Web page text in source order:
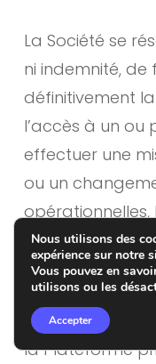
La Société se
ni indemnité,
définitivement
l’accès à un ou
effectuer une
ou un
opérationnelles,
d’accessibilité,
limitative.
La Société se
la Plateforme
Nous utilisons des
expérience sur notre
Vous pouvez en
utilisons ou les
Accepter